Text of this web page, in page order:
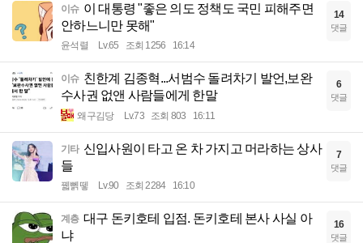
이슈 이 대통령 "좋은 의도 정책도 국민 피해주면
안하느니만 못해"
윤석렬 Lv.65 조회 1256 16:14
14
댓글
이슈 친한계 김종혁...서범수 돌려차기 발언,보완
수사권 없앤 사람들에게 한말
왜구김당 Lv.73 조회 803 16:11
6
댓글
기타 신입사원이 타고 온 차 가지고 머라하는 상사
들
꿻뻵뗗 Lv.90 조회 2284 16:10
7
댓글
계층 대구 돈키호테 입점. 돈키호테 본사 사실 아
냐
16
댓글